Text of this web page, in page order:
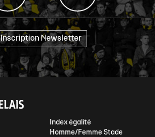
Inscription Newsletter "
Index égalité
Homme/Femme Stade